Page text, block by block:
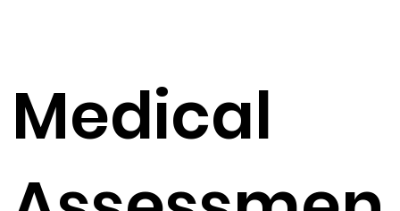
Medical